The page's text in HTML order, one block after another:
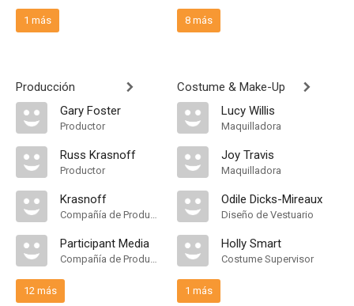
1 más
Producción
Gary Foster
Productor
Russ Krasnoff
Productor
Krasnoff
Compañía de Produccion
Participant Media
Compañía de Produccion
12 más
8 más
Costume & Make-Up
Lucy Willis
Maquilladora
Joy Travis
Maquilladora
Odile Dicks-Mireaux
Diseño de Vestuario
Holly Smart
Costume Supervisor
1 más